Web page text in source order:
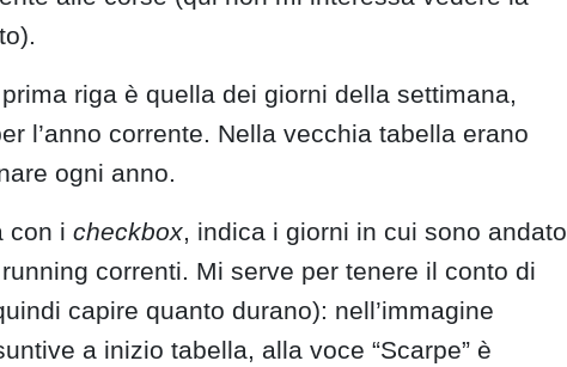
riga è quella dei giorni della settimana,
l’anno corrente. Nella vecchia tabella erano
ogni anno.
con i checkbox, indica i giorni in cui sono andato
correnti. Mi serve per tenere il conto di
capire quanto durano): nell’immagine
a inizio tabella, alla voce “Scarpe” è